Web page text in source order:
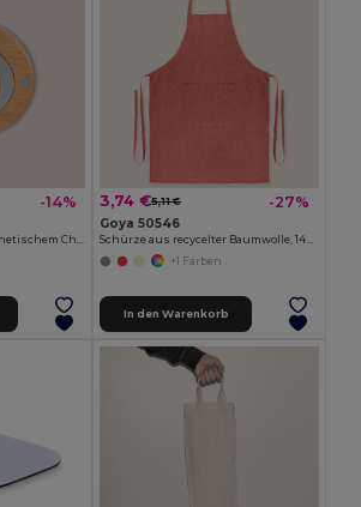
-14%
Bambus Öffner mit magnetischem Chrom-Metall ZUG
3,74 €5,11 € -27%
Goya 50546
Schürze aus recycelter Baumwolle, 140gr/m2 WATERFALL
+1 Farben
In den Warenkorb